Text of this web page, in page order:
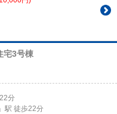
宅3号棟
分
」駅 徒歩22分